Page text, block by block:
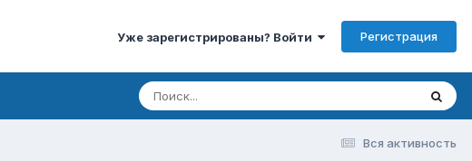
Уже зарегистрированы? Войти Регистрация
Вся активность